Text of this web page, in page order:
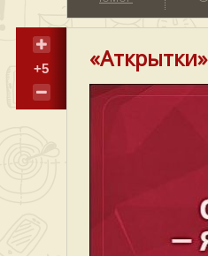
+5 «Аткрытки»